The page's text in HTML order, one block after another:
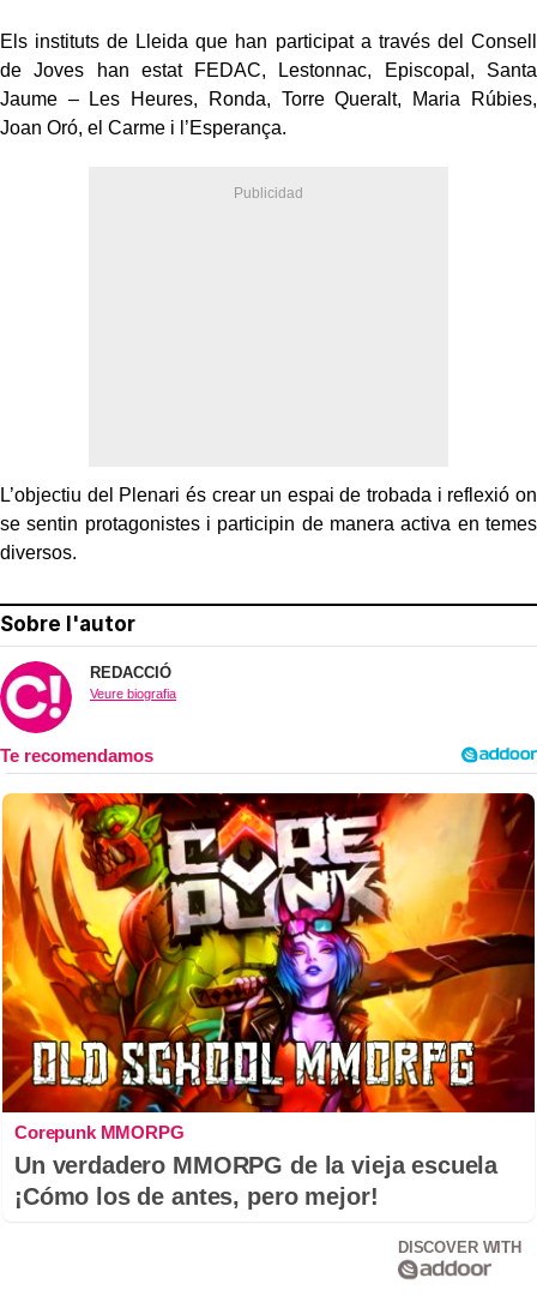
Els instituts de Lleida que han participat a través del Consell
de Joves han estat FEDAC, Lestonnac, Episcopal, Santa
Jaume – Les Heures, Ronda, Torre Queralt, Maria Rúbies,
Joan Oró, el Carme i l’Esperança.
L’objectiu del Plenari és crear un espai de trobada i reflexió on
se sentin protagonistes i participin de manera activa en temes
diversos.
Sobre l'autor
REDACCIÓ
Veure biografia
Corepunk MMORPG
Un verdadero MMORPG de la vieja escuela
¡Cómo los de antes, pero mejor!
DISCOVER WITH